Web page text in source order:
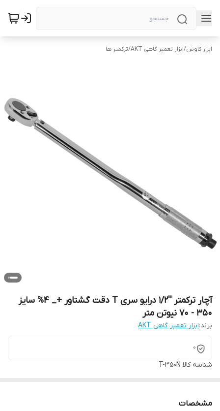
ابزار کاوش/ابزار تعمیر گاهی AKT /ترکمتر ها
آچار ترکمتر ''1/2 درایو سری T دقت گشتاور +_ 4% سایز
350 - 70 نیوتن متر
برند:ابزار تعمیر گاهی AKT
0
شناسه کالا T-350N
مشخصات